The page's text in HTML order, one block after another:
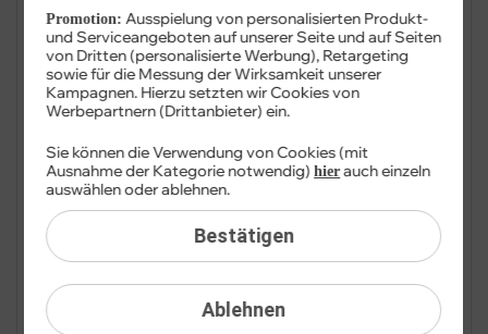
Kundendaten
Mobilfunk
Drittanbieter
Mobilfunk-Tarife
Promotion: Ausspielung von personalisierten Produkt-
und Serviceangeboten auf unserer Seite und auf Seiten
von Dritten (personalisierte Werbung), Retargeting
sowie für die Messung der Wirksamkeit unserer
Kampagnen. Hierzu setzten wir Cookies von
Werbepartnern (Drittanbieter) ein.
Ablehnen
Sie können die Verwendung von Cookies (mit
Ausnahme der Kategorie notwendig)hierauch einzeln
auswählen oder ablehnen.
Bestätigen